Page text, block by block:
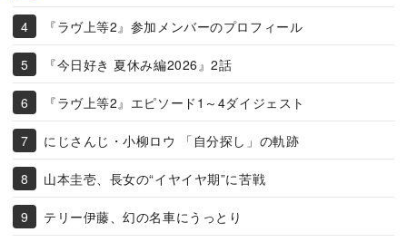
『ラヴ上等2』参加メンバーのプロフィール
『今日好き 夏休み編2026』2話
『ラヴ上等2』エピソード1～4ダイジェスト
にじさんじ・小柳ロウ 「自分探し」の軌跡
山本圭壱、長女の“イヤイヤ期”に苦戦
テリー伊藤、幻の名車にうっとり